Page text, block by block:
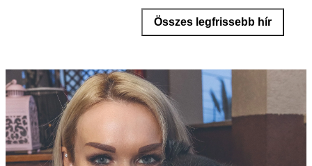
Összes legfrissebb hír